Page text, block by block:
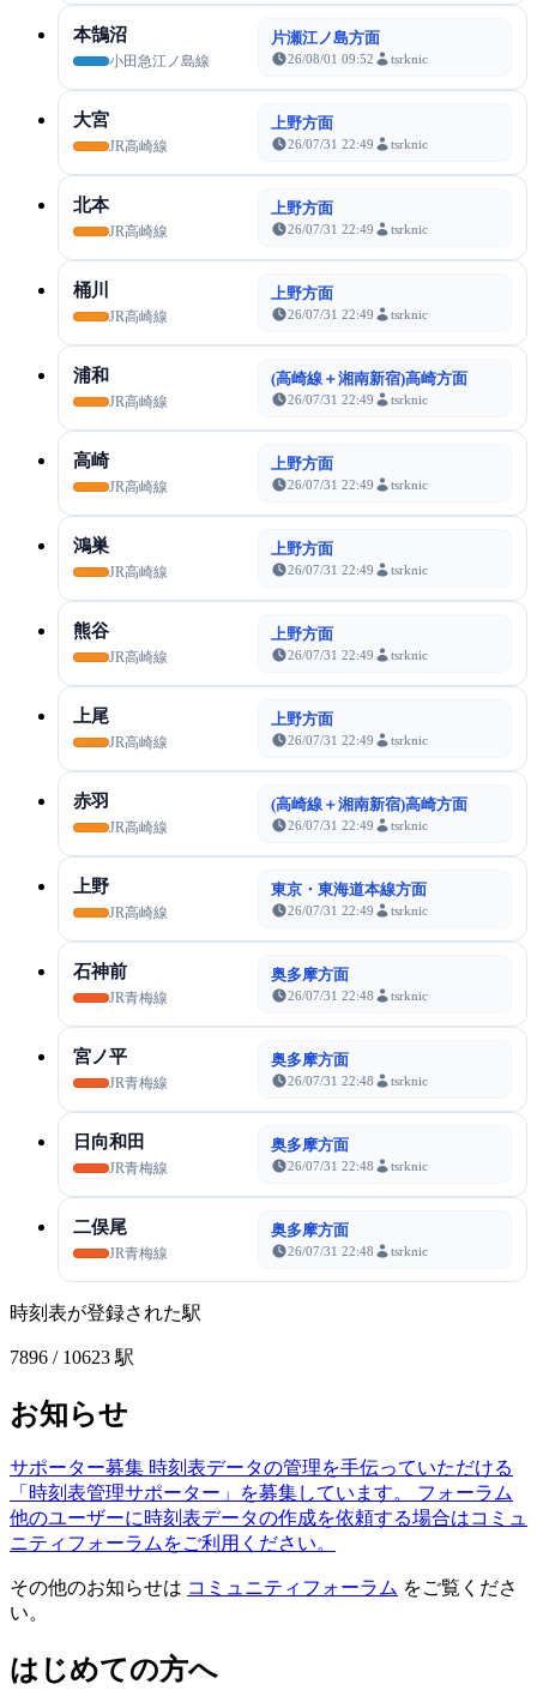
本鵠沼
小田急江ノ島線
片瀬江ノ島方面
26/08/01 09:52 tsrknic
大宮
JR高崎線
上野方面
26/07/31 22:49 tsrknic
北本
JR高崎線
上野方面
26/07/31 22:49 tsrknic
桶川
JR高崎線
上野方面
26/07/31 22:49 tsrknic
浦和
JR高崎線
(高崎線＋湘南新宿)高崎方面
26/07/31 22:49 tsrknic
高崎
JR高崎線
上野方面
26/07/31 22:49 tsrknic
鴻巣
JR高崎線
上野方面
26/07/31 22:49 tsrknic
熊谷
JR高崎線
上野方面
26/07/31 22:49 tsrknic
上尾
JR高崎線
上野方面
26/07/31 22:49 tsrknic
赤羽
JR高崎線
(高崎線＋湘南新宿)高崎方面
26/07/31 22:49 tsrknic
上野
JR高崎線
東京・東海道本線方面
26/07/31 22:49 tsrknic
石神前
JR青梅線
奥多摩方面
26/07/31 22:48 tsrknic
宮ノ平
JR青梅線
奥多摩方面
26/07/31 22:48 tsrknic
日向和田
JR青梅線
奥多摩方面
26/07/31 22:48 tsrknic
二俣尾
JR青梅線
奥多摩方面
26/07/31 22:48 tsrknic
時刻表が登録された駅
7896 / 10623 駅
お知らせ
サポーター募集 時刻表データの管理を手伝っていただける
「時刻表管理サポーター」を募集しています。
フォーラム
他のユーザーに時刻表データの作成を依頼する場合はコミュ
ニティフォーラムをご利用ください。
その他のお知らせは コミュニティフォーラム をご覧くださ
い。
はじめての方へ